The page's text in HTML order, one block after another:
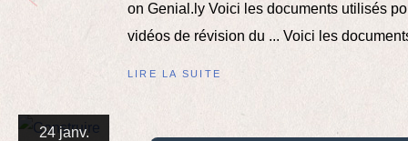
on Genial.ly Voici les documents utilisés
vidéos de révision du ... Voici les
LIRE LA SUITE
24 janv.